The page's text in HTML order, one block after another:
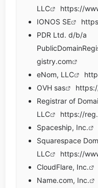
LLC
https://
IONOS SE
PDR Ltd. d/b/a
gistry.com
eNom, LLC
OVH sas
Registrar of
LLC
https://
Spaceship, Inc.
Squarespace
LLC
https://
CloudFlare, Inc.
Name.com, Inc.